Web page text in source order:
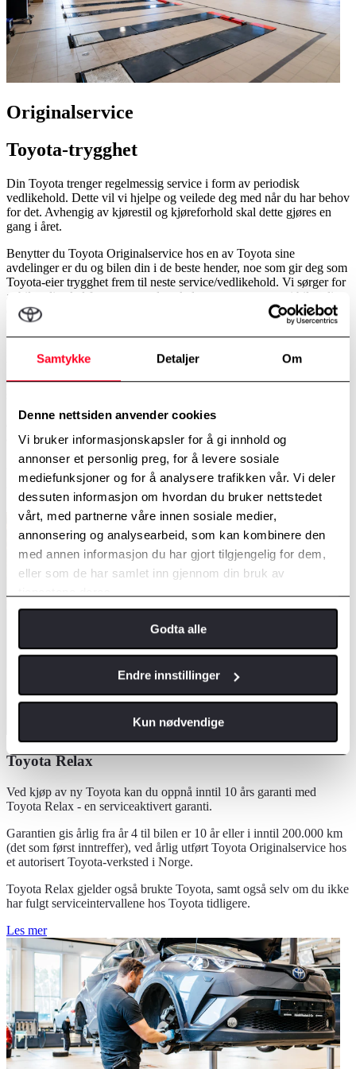
Samtykke Detaljer Om
Denne nettsiden anvender cookies
Vi bruker informasjonskapsler for å gi innhold og
annonser et personlig preg, for å levere sosiale
mediefunksjoner og for å analysere trafikken vår. Vi deler
dessuten informasjon om hvordan du bruker nettstedet
vårt, med partnerne våre innen sosiale medier,
annonsering og analysearbeid, som kan kombinere den
med annen informasjon du har gjort tilgjengelig for dem,
eller som de har samlet inn gjennom din bruk av
Godta alle
Endre innstillinger
Kun nødvendige
Originalservice
Toyota-trygghet
Din Toyota trenger regelmessig service i form av periodisk
vedlikehold. Dette vil vi hjelpe og veilede deg med når du har behov
for det. Avhengig av kjørestil og kjøreforhold skal dette gjøres en
gang i året.
Benytter du Toyota Originalservice hos en av Toyota sine
avdelinger er du og bilen din i de beste hender, noe som gir deg som
Toyota-eier trygghet frem til neste service/vedlikehold. Vi sørger for
at bilen din skal fungere som den skal - at programvaren i bilen din
er oppdatert gjennom Toyota Helsesjekk eller Toyota Hybrid
Helsesjekk, alt for at det skal bli enklere for deg som Toyota-kunde.
I tillegg har vi en serviceaktivert garanti, Toyota Relax, når du
benytter årlig orginalservice fra Toyota, da kan du oppnå inntil 10
års garanti. Toyota Helsesjekk er også inkludert ved hver eneste
12 måneder med veihjelpsprogrammet Toyota Eurocare i inntil 15
år. Hos oss benytter vi bare Toyota originaldeler og vi tar 100%
ansvar for bilens garantier.
Alt arbeid utføres av høyt kvalifiserte Toyota-mekanikere.
Velkommen!
Toyota Relax
Ved kjøp av ny Toyota kan du oppnå inntil 10 års garanti med
Toyota Relax - en serviceaktivert garanti.
Garantien gis årlig fra år 4 til bilen er 10 år eller i inntil 200.000 km
(det som først inntreffer), ved årlig utført Toyota Originalservice hos
et autorisert Toyota-verksted i Norge.
Toyota Relax gjelder også brukte Toyota, samt også selv om du ikke
har fulgt serviceintervallene hos Toyota tidligere.
Les mer